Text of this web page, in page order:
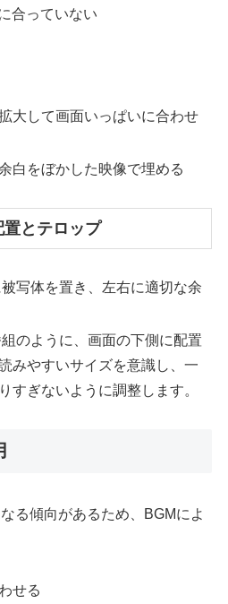
合っていない
大して画面いっぱいに合わせ
白をぼかした映像で埋める
とテロップ
写体を置き、左右に適切な余
のように、画面の下側に配置
みやすいサイズを意識し、一
すぎないように調整します。
る傾向があるため、BGMによ
せる